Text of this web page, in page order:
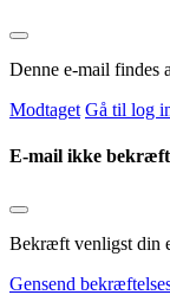
Denne e-mail findes
Modtaget Gå til log
E-mail ikke
Bekræft venligst din
Gensend